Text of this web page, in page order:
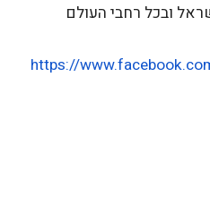
ובכל רחבי העולם
https://